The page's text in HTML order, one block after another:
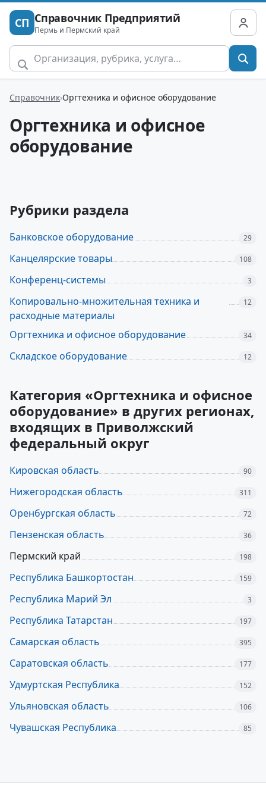
СП Справочник Предприятий
Пермь и Пермский край
Справочник Оргтехника и офисное оборудование
Оргтехника и офисное
оборудование
Рубрики раздела
Банковское оборудование 29
Канцелярские товары 108
Конференц-системы 3
Копировально-множительная техника и
расходные материалы
12
Оргтехника и офисное оборудование 34
Складское оборудование 12
Категория «Оргтехника и офисное
оборудование» в других регионах,
входящих в Приволжский
федеральный округ
Кировская область 90
Нижегородская область 311
Оренбургская область 72
Пензенская область 36
Пермский край 198
Республика Башкортостан 159
Республика Марий Эл 3
Республика Татарстан 197
Самарская область 395
Саратовская область 177
Удмуртская Республика 152
Ульяновская область 106
Чувашская Республика 85